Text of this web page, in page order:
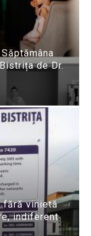
de Dr.
fără vinietă
indiferent